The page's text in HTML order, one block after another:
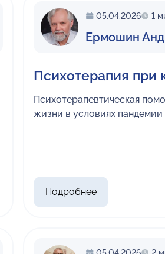
05.04.2026 1
Ермошин
Психотерапия при
Психотерапевтическая
жизни в условиях пандемии
Подробнее